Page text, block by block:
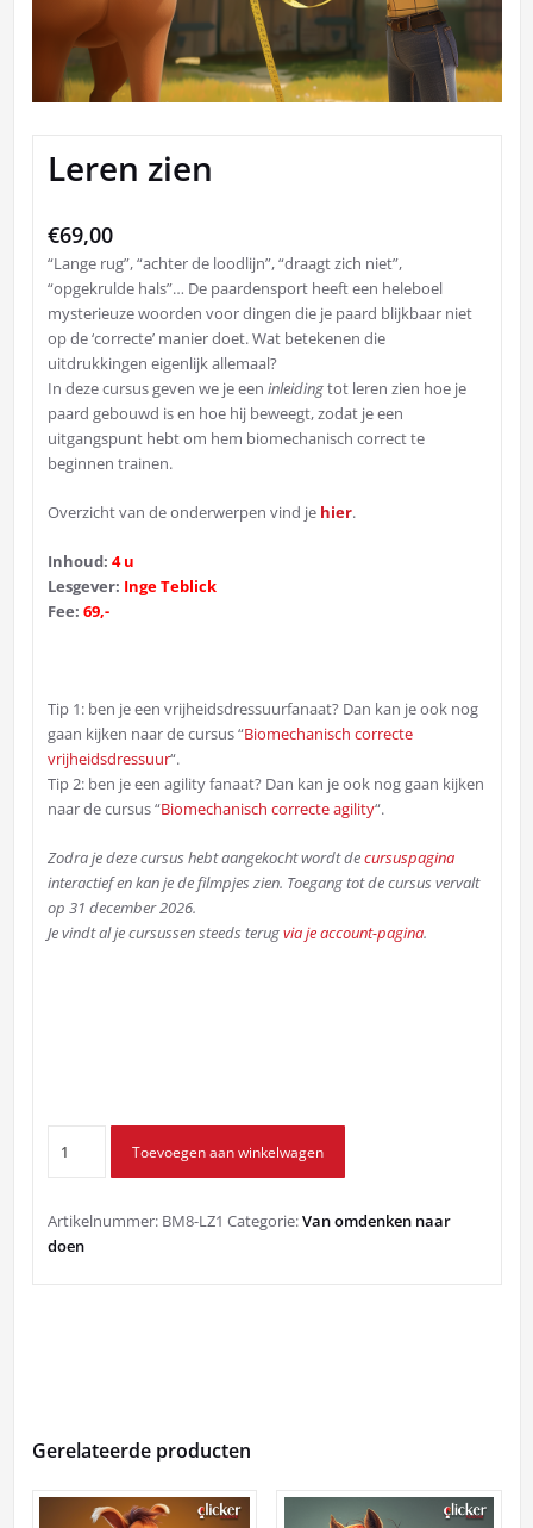
Leren zien
€69,00
“Lange rug”, “achter de loodlijn”, “draagt zich niet”,
“opgekrulde hals”… De paardensport heeft een heleboel
mysterieuze woorden voor dingen die je paard blijkbaar niet
op de ‘correcte’ manier doet. Wat betekenen die
uitdrukkingen eigenlijk allemaal?
In deze cursus geven we je eeninleidingtot leren zien hoe je
paard gebouwd is en hoe hij beweegt, zodat je een
uitgangspunt hebt om hem biomechanisch correct te
beginnen trainen.
Overzicht van de onderwerpen vind je hier.
Inhoud:4 u
Lesgever: Inge Teblick
Fee:69,-
Tip 1: ben je een vrijheidsdressuurfanaat? Dan kan je ook nog
gaan kijken naar de cursus “Biomechanisch correcte
vrijheidsdressuur“.
Tip 2: ben je een agility fanaat? Dan kan je ook nog gaan kijken
naar de cursus “Biomechanisch correcte agility“.
Zodra je deze cursus hebt aangekocht wordt decursuspagina
interactief en kan je de filmpjes zien. Toegang tot de cursus vervalt
op 31 december 2026.
Je vindt al je cursussen steeds terugvia je account-pagina.
zien
Toevoegen aan winkelwagen
Artikelnummer: BM8-LZ1 Categorie:Van omdenken naar
doen
Gerelateerde producten